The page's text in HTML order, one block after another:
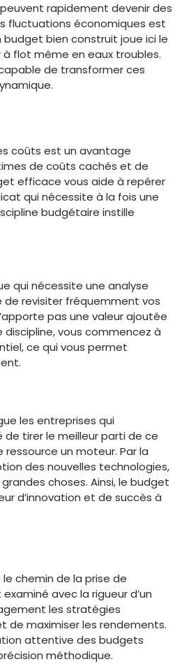
rapidement devenir des
fluctuations économiques est
bien construit joue ici le
flot même en eaux troubles.
de transformer ces
coûts est un avantage
de coûts cachés et de
efficace vous aide à repérer
qui nécessite à la fois une
budgétaire instille
qui nécessite une analyse
revisiter fréquemment vos
pas une valeur ajoutée
vous commencez à
ce qui vous permet
les entreprises qui
de tirer le meilleur parti de ce
un moteur. Par la
des nouvelles technologies,
choses. Ainsi, le budget
d’innovation et de succès à
chemin de la prise de
avec la rigueur d’un
les stratégies
de maximiser les rendements.
attentive des budgets
méthodique.